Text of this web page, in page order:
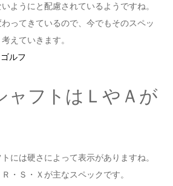
ようにと配慮されているようですね。
ってきているので、今でもそのスペッ
えていきます。
ルフ
ャフトはＬやＡが
には硬さによって表示がありますね。
・Ｓ・Ｘが主なスペックです。